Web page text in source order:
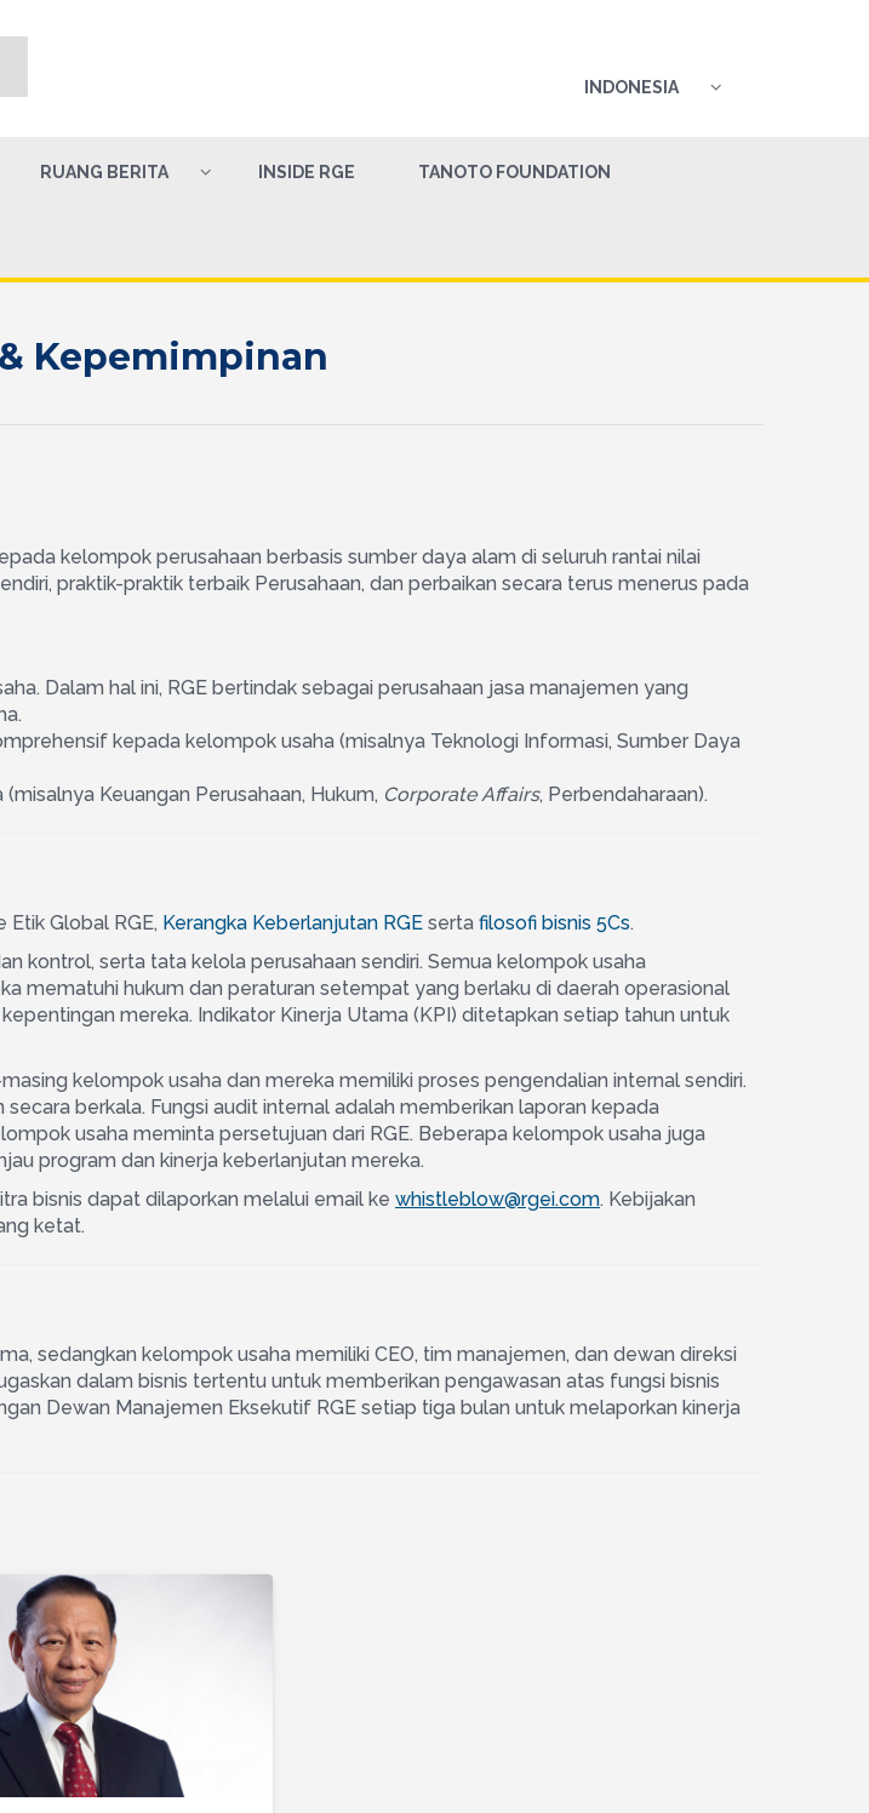
INDONESIA
RUANG BERITA INSIDE RGE TANOTO FOUNDATION
Kepemimpinan
kelompok perusahaan berbasis sumber daya alam di seluruh rantai nilai
praktik-praktik terbaik Perusahaan, dan perbaikan secara terus menerus pada
Dalam hal ini, RGE bertindak sebagai perusahaan jasa manajemen yang
kepada kelompok usaha (misalnya Teknologi Informasi, Sumber Daya
Keuangan Perusahaan, Hukum, Corporate Affairs, Perbendaharaan).
Etik Global RGE, Kerangka Keberlanjutan RGE serta filosofi bisnis 5Cs.
kontrol, serta tata kelola perusahaan sendiri. Semua kelompok usaha
mematuhi hukum dan peraturan setempat yang berlaku di daerah operasional
mereka. Indikator Kinerja Utama (KPI) ditetapkan setiap tahun untuk
kelompok usaha dan mereka memiliki proses pengendalian internal sendiri.
berkala. Fungsi audit internal adalah memberikan laporan kepada
usaha meminta persetujuan dari RGE. Beberapa kelompok usaha juga
program dan kinerja keberlanjutan mereka.
bisnis dapat dilaporkan melalui email ke whistleblow@rgei.com. Kebijakan
ketat.
sedangkan kelompok usaha memiliki CEO, tim manajemen, dan dewan direksi
dalam bisnis tertentu untuk memberikan pengawasan atas fungsi bisnis
Dewan Manajemen Eksekutif RGE setiap tiga bulan untuk melaporkan kinerja